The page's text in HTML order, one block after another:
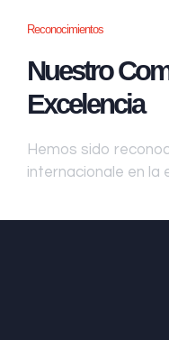
Reconocimientos
Nuestro
Excelencia
Hemos sido
internacionale en la